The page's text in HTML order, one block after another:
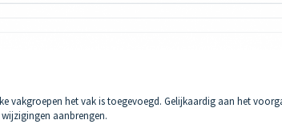
vakgroepen het vak is toegevoegd. Gelijkaardig aan het
aanbrengen.